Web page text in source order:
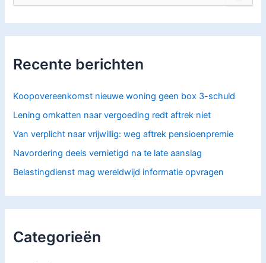
o
a
Recente berichten
Koopovereenkomst nieuwe woning geen box 3-schuld
Lening omkatten naar vergoeding redt aftrek niet
Van verplicht naar vrijwillig: weg aftrek pensioenpremie
Navordering deels vernietigd na te late aanslag
Belastingdienst mag wereldwijd informatie opvragen
Categorieën